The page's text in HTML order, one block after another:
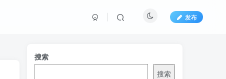
发布
搜索
搜索